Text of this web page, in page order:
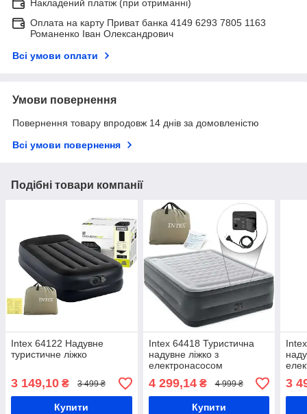
Накладений платіж (при отриманні)
Оплата на карту Приват банка 4149 6293 7805 1163
Романенко Іван Олександрович
Всі умови оплати
Умови повернення
Повернення товару впродовж 14 днів за домовленістю
Всі умови повернення
Подібні товари компанії
Intex 64122 Надувне
туристичне ліжко
3 149,10 ₴ 3 499 ₴
Купити
Intex 64418 Туристична
надувне ліжко з
електронасосом
4 299,14₴ 4 999 ₴
Купити
3